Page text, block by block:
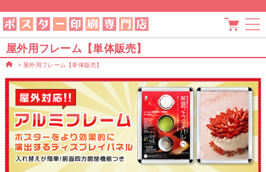
屋外用フレーム【単体販売】
> 屋外用フレーム【単体販売】